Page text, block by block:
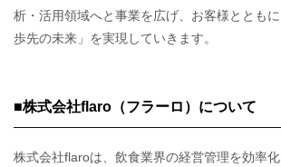
析・活用領域へと事業を広げ、お客様ととも
歩先の未来」を実現していきます。
■株式会社flaro（フラーロ）について
株式会社flaroは、飲食業界の経営管理を効率